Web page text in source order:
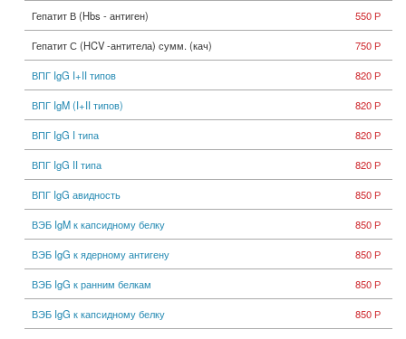
Гепатит В (Hbs - антиген) 550 Р
Гепатит С (HCV -антитела) сумм. (кач) 750 Р
ВПГ IgG I+II типов 820 Р
ВПГ IgM (I+II типов) 820 Р
ВПГ IgG I типа 820 Р
ВПГ IgG II типа 820 Р
ВПГ IgG авидность 850 Р
ВЭБ IgM к капсидному белку 850 Р
ВЭБ IgG к ядерному антигену 850 Р
ВЭБ IgG к ранним белкам 850 Р
ВЭБ IgG к капсидному белку 850 Р